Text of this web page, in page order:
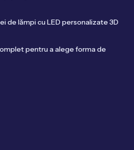
de lămpi cu LED personalizate 3D
pentru a alege forma de